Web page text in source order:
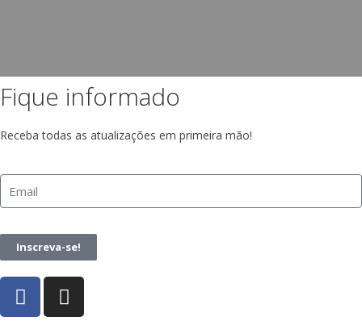
Fique informado
Receba todas as atualizações em primeira mão!
Inscreva-se!